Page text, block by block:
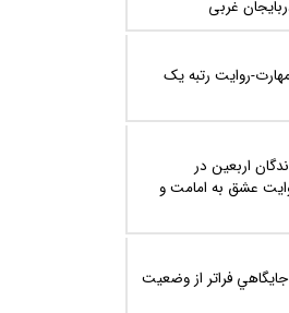
‌غربی
روايت رتبه يک
اربعين در
عشق به امامت و
فراتر از وضعيت